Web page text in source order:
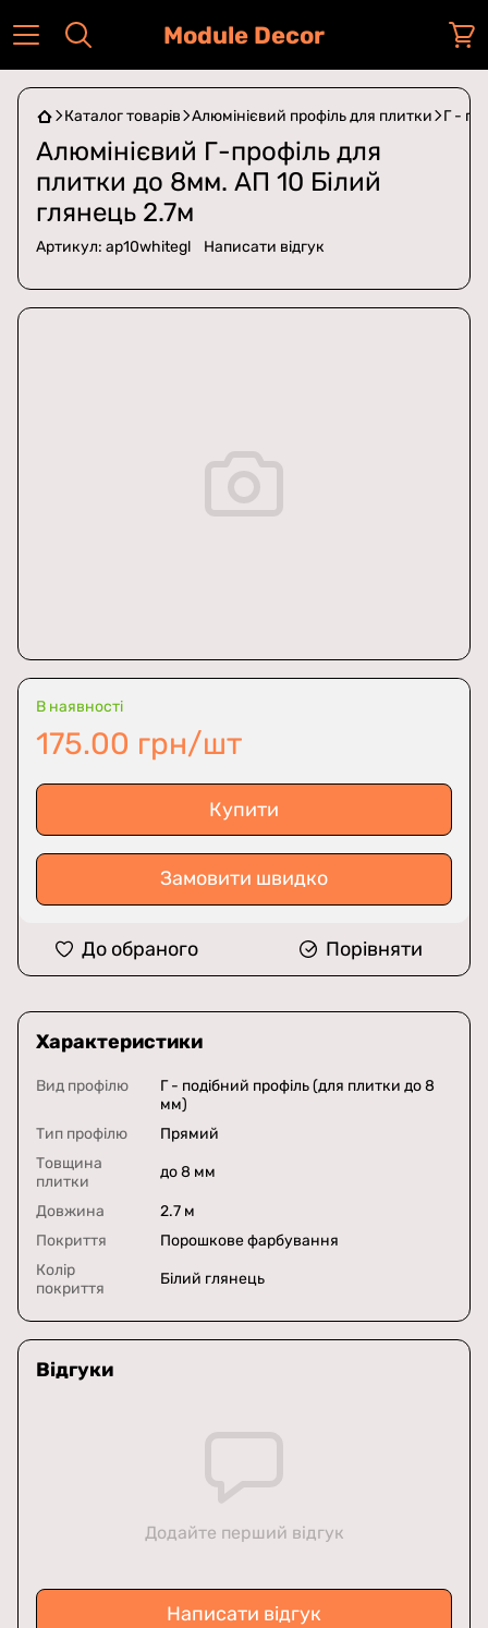
Module Decor
Каталог товарів Алюмінієвий профіль для плитки Г -
Алюмінієвий Г-профіль для
плитки до 8мм. АП 10 Білий
глянець 2.7м
Артикул: ap10whitegl Написати відгук
В наявності
175.00 грн/шт
Купити
Замовити швидко
До обраного Порівняти
Характеристики
Вид профілю
Г - подібний профіль (для плитки до 8
мм)
Тип профілю
Прямий
Товщина
плитки
до 8 мм
Довжина
2.7 м
Покриття
Порошкове фарбування
Колір
покриття
Білий глянець
Відгуки
Додайте перший відгук
Написати відгук